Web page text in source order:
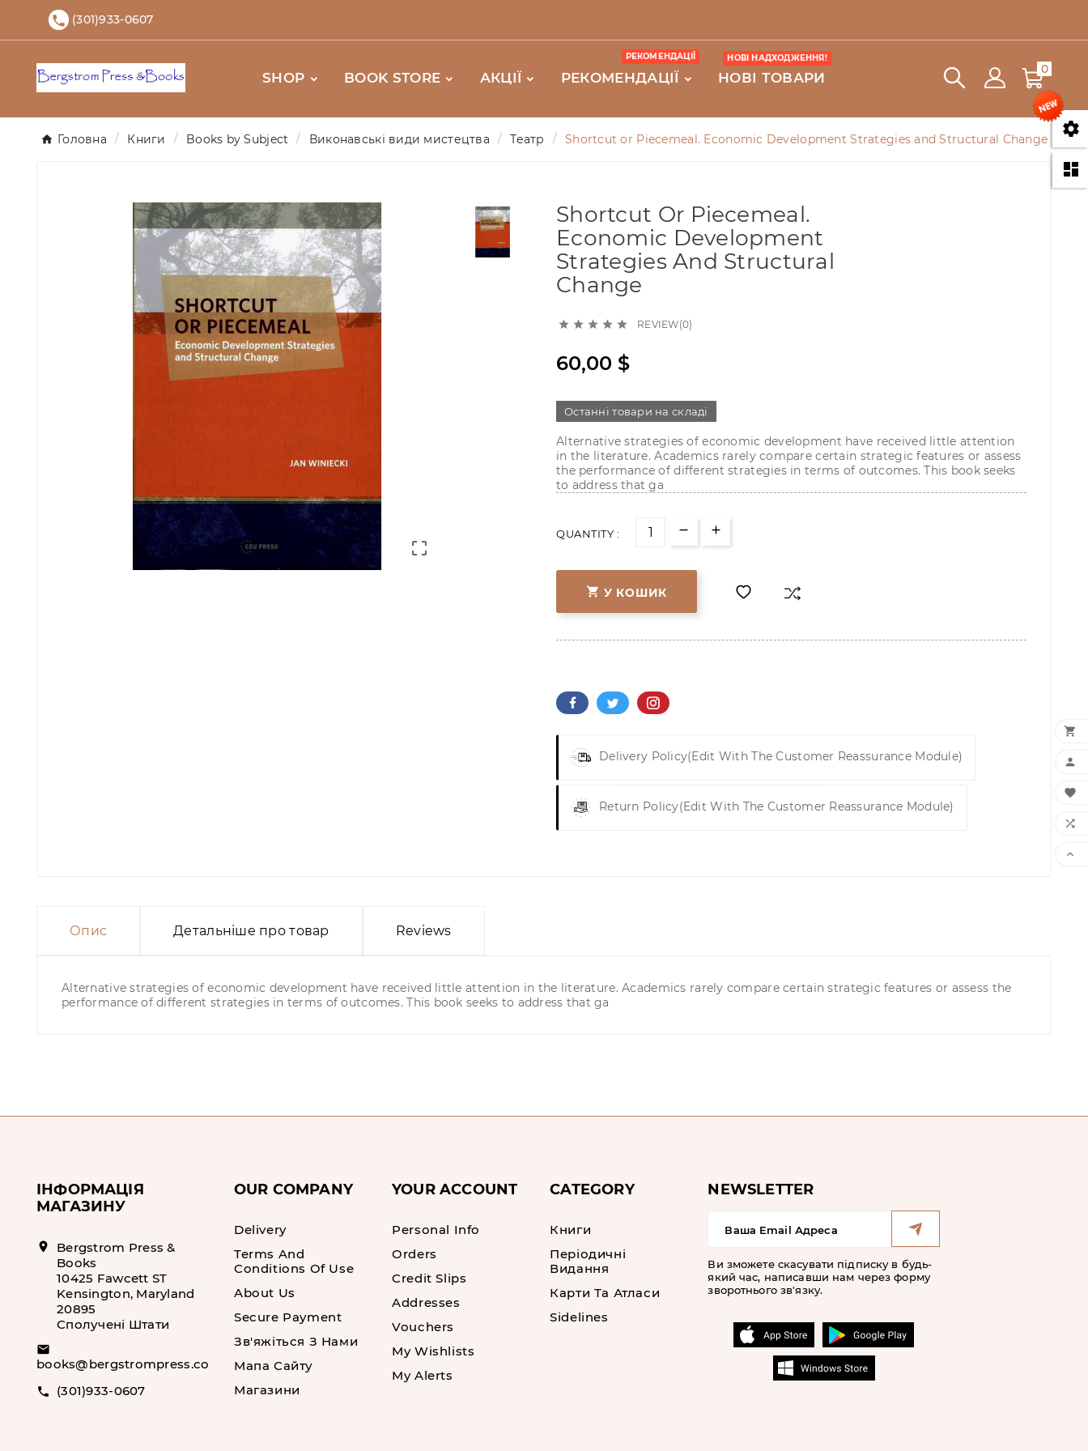


 (301)933-0607
SHOP BOOK STORE АКЦІЇ РЕКОМЕНДАЦІЇ
РЕКОМЕНДАЦІЇ
НОВІ ТОВАРИ
НОВІ НАДХОДЖЕННЯ!
0
Головна Книги Books by Subject Виконавські види мистецтва Театр Shortcut or Piecemeal. Economic Development Strategies and Structural Change

Shortcut Or Piecemeal.
Economic Development
Strategies And Structural
Change
     REVIEW(0)
60,00 $
Останні товари на складі
Alternative strategies of economic development have received little attention
in the literature. Academics rarely compare certain strategic features or assess
the performance of different strategies in terms of outcomes. This book seeks
to address that ga
QUANTITY :
 У КОШИК
Delivery Policy(edit With The Customer Reassurance Module)
Return Policy(edit With The Customer Reassurance Module)
Опис Детальніше про товар Reviews
Alternative strategies of economic development have received little attention in the literature. Academics rarely compare certain strategic features or assess the
performance of different strategies in terms of outcomes. This book seeks to address that ga
ІНФОРМАЦІЯ
МАГАЗИНУ
location_on
Bergstrom Press &
Books
10425 Fawcett ST
Kensington, Maryland
20895
Сполучені Штати
email
books@bergstrompress.com
call (301)933-0607
OUR COMPANY
Delivery
Terms And
Conditions Of Use
About Us
Secure Payment
Зв'яжіться З Нами
Мапа Сайту
Магазини
YOUR ACCOUNT
Personal Info
Orders
Credit Slips
Addresses
Vouchers
My Wishlists
My Alerts
CATEGORY
Книги
Періодичні
Видання
Карти Та Атласи
Sidelines
NEWSLETTER
Ви зможете скасувати підписку в будь-
який час, написавши нам через форму
зворотнього зв'язку.




